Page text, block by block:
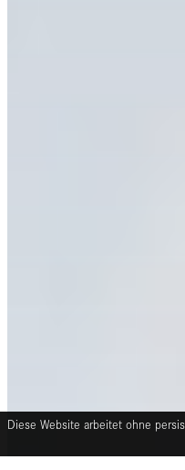
Diese Website arbeitet ohne